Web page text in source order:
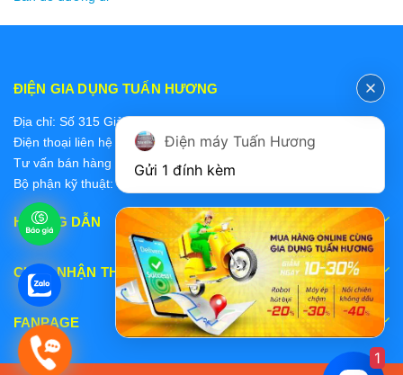
ĐIỆN GIA DỤNG TUẤN HƯƠNG
Địa chỉ: Số 315 Giảng Võ, Ba Đình, Hà Nội
Điện thoại liên hệ các bộ phận:
Tư vấn bán hàng 2: 0868228637
Bộ phận kỹ thuật: 0978 319 375
HƯỚNG DẪN
CHẤP NHẬN THANH TOÁN
FANPAGE
Điện máy Tuấn Hương
Gửi 1 đính kèm
1